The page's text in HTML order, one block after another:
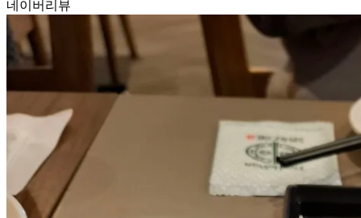
네이버리뷰